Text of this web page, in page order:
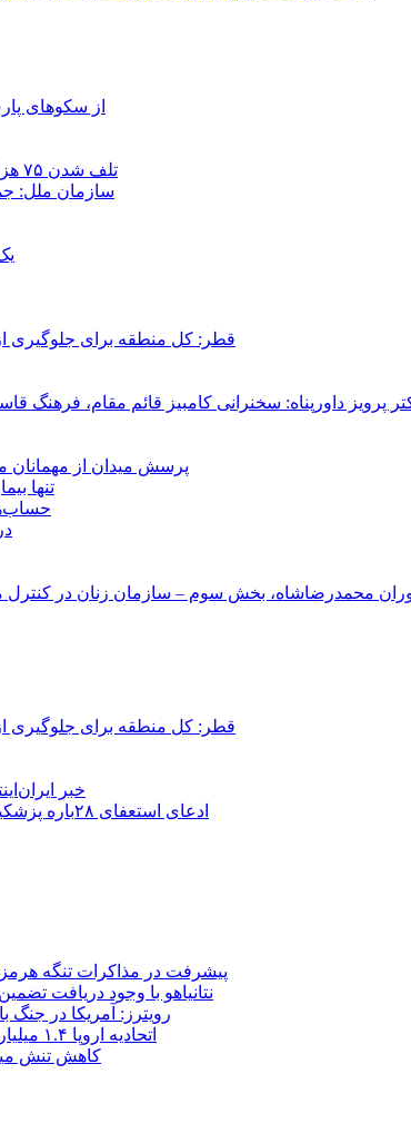
از سکوهای
تلف شدن ۷۵ هزار قطعه ماهی در رودخانه مسقان شیراز بر اثر ورود شورابه فوق‌اشباع
سازمان ملل:
قطر: کل منطقه برای جلوگیری
پرویز داورپناه: سخنرانی کامبیز قائم مقام،
پرسش میدان از مهمانان میدان:
تنها
حساب‌های
قطر: کل منطقه برای جلوگیری
خبر
ادعای استعفای ۲۸باره پزشکیان و هشدار مجتبی خامنه‌ای در روایت خرازی؛ رئیس‌جمهور تکذیب کرد
پیشرفت در مذاکرات تنگه
نتانیاهو با وجود دریافت
رویترز: آمریکا در
اتحادیه اروپا ۱.۴ میلیارد یورو از سود دارایی‌های مسدودشده روسیه را به اوکراین ‏اختصاص داد
کاهش تنش میان اسرائیل